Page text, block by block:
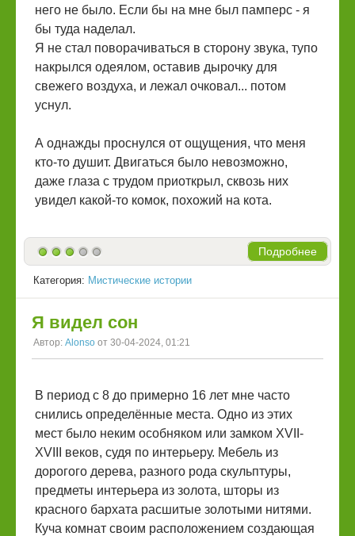
него не было. Если бы на мне был памперс - я
бы туда наделал.
Я не стал поворачиваться в сторону звука, тупо
накрылся одеялом, оставив дырочку для
свежего воздуха, и лежал очковал... потом
уснул.
А однажды проснулся от ощущения, что меня
кто-то душит. Двигаться было невозможно,
даже глаза с трудом приоткрыл, сквозь них
увидел какой-то комок, похожий на кота.
Подробнее
Категория: Мистические истории
Я видел сон
Автор: Alonso от 30-04-2024, 01:21
В период с 8 до примерно 16 лет мне часто
снились определённые места. Одно из этих
мест было неким особняком или замком XVII-
XVIII веков, судя по интерьеру. Мебель из
дорогого дерева, разного рода скульптуры,
предметы интерьера из золота, шторы из
красного бархата расшитые золотыми нитями.
Куча комнат своим расположением создающая